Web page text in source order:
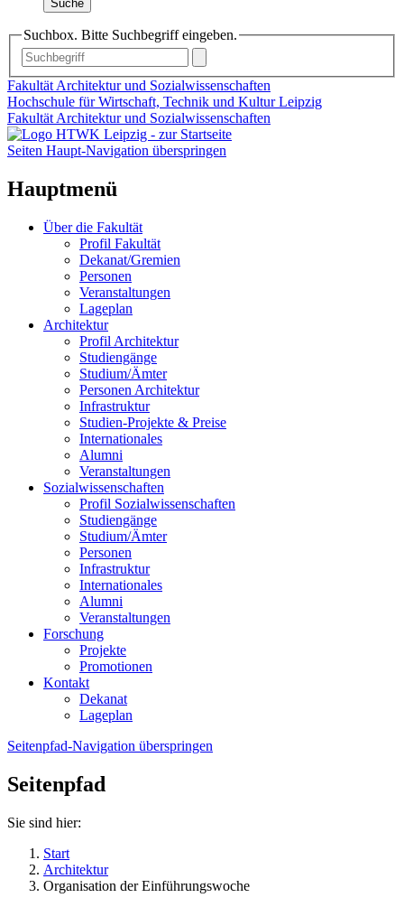
Suche
Suchbox. Bitte Suchbegriff eingeben.
Fakultät Architektur und Sozialwissenschaften
Hochschule für Wirtschaft, Technik und Kultur Leipzig
Fakultät Architektur und Sozialwissenschaften
Seiten Haupt-Navigation überspringen
Hauptmenü
Über die Fakultät
Profil Fakultät
Dekanat/Gremien
Personen
Veranstaltungen
Lageplan
Architektur
Profil Architektur
Studiengänge
Studium/Ämter
Personen Architektur
Infrastruktur
Studien-Projekte & Preise
Internationales
Alumni
Veranstaltungen
Sozialwissenschaften
Profil Sozialwissenschaften
Studiengänge
Studium/Ämter
Personen
Infrastruktur
Internationales
Alumni
Veranstaltungen
Forschung
Projekte
Promotionen
Kontakt
Dekanat
Lageplan
Seitenpfad-Navigation überspringen
Seitenpfad
Sie sind hier:
Start
Architektur
Organisation der Einführungswoche